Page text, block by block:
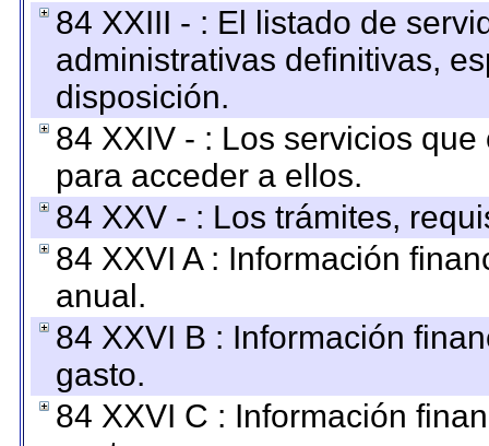
84 XXIII - : El listado de
administrativas definitivas,
disposición.
84 XXIV - : Los servicios
para acceder a ellos.
84 XXV - : Los trámites,
84 XXVI A : Información
anual.
84 XXVI B : Información
gasto.
84 XXVI C : Información